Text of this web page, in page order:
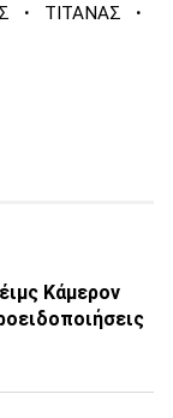
· ΤΙΤΑΝΑΣ ·
Κάμερον